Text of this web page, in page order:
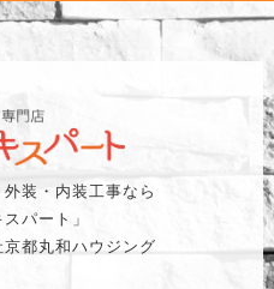
装・内装工事なら
スパート」
都丸和ハウジング